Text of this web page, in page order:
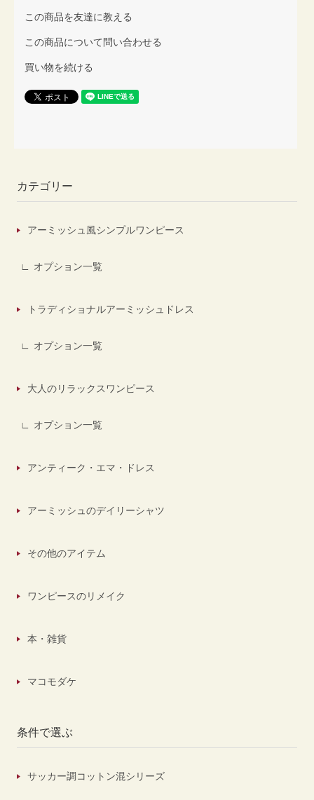
この商品を友達に教える
この商品について問い合わせる
買い物を続ける
カテゴリー
アーミッシュ風シンプルワンピース
オプション一覧
トラディショナルアーミッシュドレス
オプション一覧
大人のリラックスワンピース
オプション一覧
アンティーク・エマ・ドレス
アーミッシュのデイリーシャツ
その他のアイテム
ワンピースのリメイク
本・雑貨
マコモダケ
条件で選ぶ
サッカー調コットン混シリーズ